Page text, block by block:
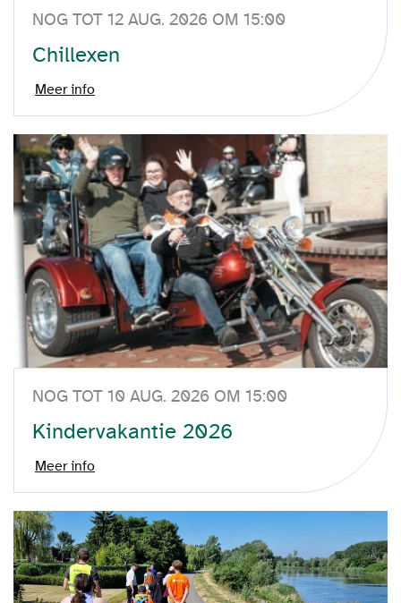
NOG TOT 12 AUG. 2026 OM 15:00
Chillexen
Meer info
NOG TOT 10 AUG. 2026 OM 15:00
Kindervakantie 2026
Meer info